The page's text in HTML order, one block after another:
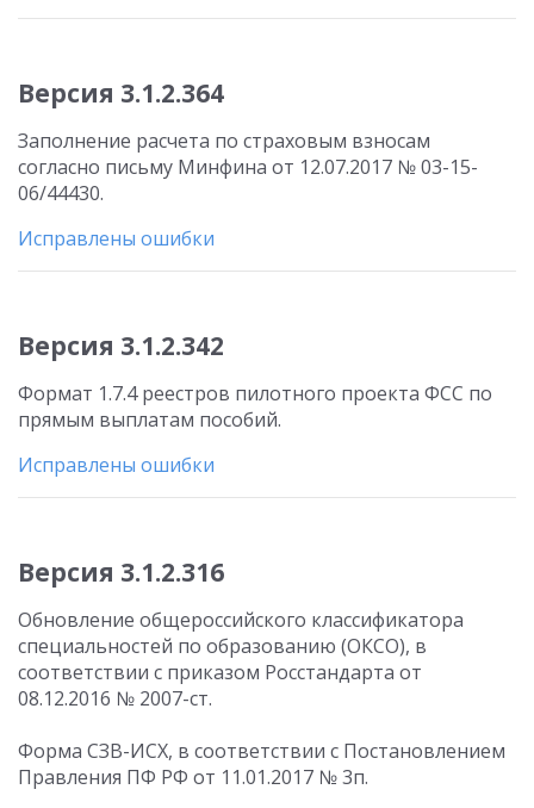
Версия 3.1.2.364
Заполнение расчета по страховым взносам
согласно письму Минфина от 12.07.2017 № 03-15-
06/44430.
Исправлены ошибки
Версия 3.1.2.342
Формат 1.7.4 реестров пилотного проекта ФСС по
прямым выплатам пособий.
Исправлены ошибки
Версия 3.1.2.316
Обновление общероссийского классификатора
специальностей по образованию (ОКСО), в
соответствии с приказом Росстандарта от
08.12.2016 № 2007-ст.
Форма СЗВ-ИСХ, в соответствии с Постановлением
Правления ПФ РФ от 11.01.2017 № 3п.